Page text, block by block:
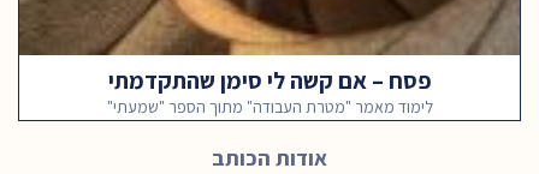
פסח – אם קשה לי סימן שהתקדמתי
לימוד מאמר "מטרת העבודה" מתוך הספר "שמעתי"
אודות הכותב